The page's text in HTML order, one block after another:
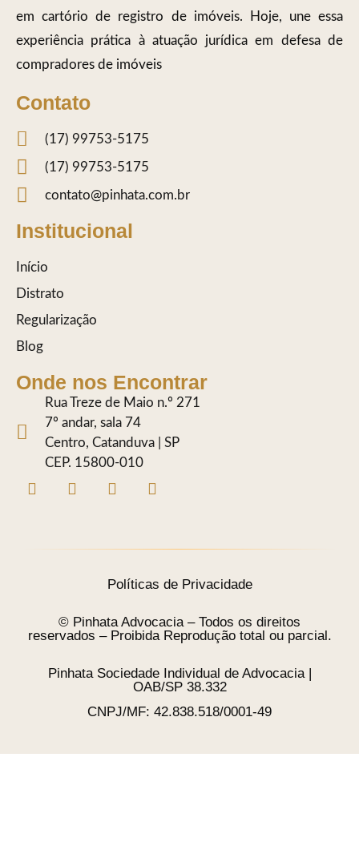
em cartório de registro de imóveis. Hoje, une essa
experiência prática à atuação jurídica em defesa de
compradores de imóveis
Contato
(17) 99753-5175
(17) 99753-5175
contato@pinhata.com.br
Institucional
Início
Distrato
Regularização
Blog
Onde nos Encontrar
Rua Treze de Maio n.º 271
7º andar, sala 74
Centro, Catanduva | SP
CEP. 15800-010
Políticas de Privacidade
© Pinhata Advocacia – Todos os direitos
reservados – Proibida Reprodução total ou parcial.
Pinhata Sociedade Individual de Advocacia |
OAB/SP 38.332
CNPJ/MF: 42.838.518/0001-49